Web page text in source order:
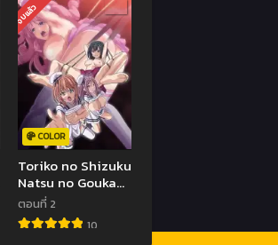
จบแล้ว
COLOR
Toriko no Shizuku
Natsu no Gouka
Kyakusen de
Kegasareru
Otome-tachi ตอน
ตอนที่ 2
10